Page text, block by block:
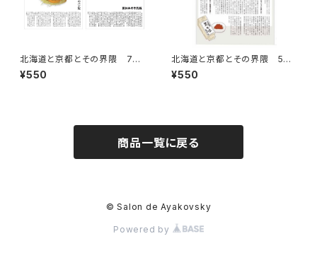
北海道と京都とその界隈 7号
（リトルプレス）
¥550
北海道と京都とその界隈 5号
（リトルプレス）
¥550
商品一覧に戻る
© Salon de Ayakovsky
Powered by